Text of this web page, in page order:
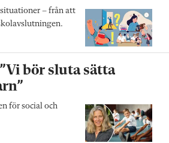
– från att
bör sluta sätta
för social och